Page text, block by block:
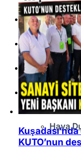
Ekonomi
Sağlık
Eğitim
Servisler
Hava
KUTO’nun